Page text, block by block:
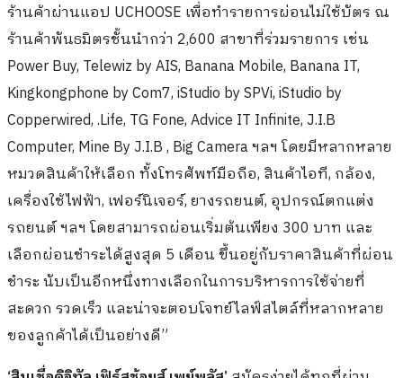
ร้านค้าผ่านแอป UCHOOSE เพื่อทำรายการผ่อนไม่ใช้บัตร ณ
ร้านค้าพันธมิตรชั้นนำกว่า 2,600 สาขาที่ร่วมรายการ เช่น
Power Buy, Telewiz by AIS, Banana Mobile, Banana IT,
Kingkongphone by Com7, iStudio by SPVi, iStudio by
Copperwired, .Life, TG Fone, Advice IT Infinite, J.I.B
Computer, Mine By J.I.B , Big Camera ฯลฯ โดยมีหลากหลาย
หมวดสินค้าให้เลือก ทั้งโทรศัพท์มือถือ, สินค้าไอที, กล้อง,
เครื่องใช้ไฟฟ้า, เฟอร์นิเจอร์, ยางรถยนต์, อุปกรณ์ตกแต่ง
รถยนต์ ฯลฯ โดยสามารถผ่อนเริ่มต้นเพียง 300 บาท และ
เลือกผ่อนชำระได้สูงสุด 5 เดือน ขึ้นอยู่กับราคาสินค้าที่ผ่อน
ชำระ นับเป็นอีกหนึ่งทางเลือกในการบริหารการใช้จ่ายที่
สะดวก รวดเร็ว และน่าจะตอบโจทย์ไลฟ์สไตล์ที่หลากหลาย
ของลูกค้าได้เป็นอย่างดี”